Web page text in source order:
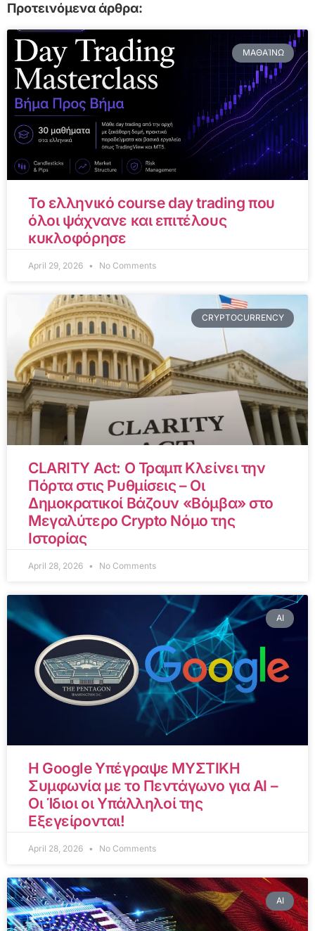
Προτεινόμενα άρθρα:
ΜΑΘΑΊΝΩ
Το ελληνικό course day trading που
όλοι ψάχνανε και επιτέλους
κυκλοφόρησε
April 29, 2026 No Comments
CRYPTOCURRENCY
CLARITY Act: Ο Τραμπ Κλείνει την
Πόρτα στις Ρυθμίσεις – Οι
Δημοκρατικοί Βάζουν «Βόμβα» στο
Μεγαλύτερο Crypto Νόμο της
Ιστορίας
April 28, 2026 No Comments
AI
Η Google Υπέγραψε ΜΥΣΤΙΚΗ
Συμφωνία με το Πεντάγωνο για AI –
Οι Ίδιοι οι Υπάλληλοί της
Εξεγείρονται!
April 28, 2026 No Comments
AI